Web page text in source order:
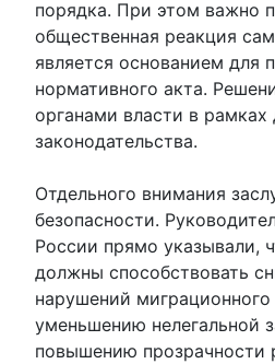
порядка. При этом важно
общественная реакция
является основанием для
нормативного акта.
органами власти в
законодательства.
Отдельного внимания
безопасности.
России прямо указывали,
должны способствовать
нарушений миграционного
уменьшению нелегальной
повышению прозрачности